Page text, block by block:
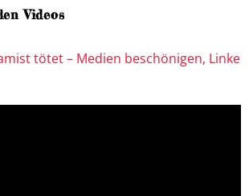
Videos
tötet – Medien beschönigen, Linke